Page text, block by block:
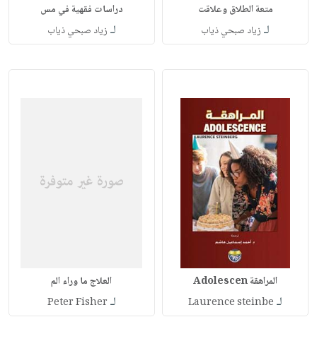
متعة الطلاق وعلاقت
لـ زياد صبحي ذياب
دراسات فقهية في مس
لـ زياد صبحي ذياب
المراهقة Adolescen
لـ Laurence steinbe
العلاج ما وراء الم
لـ Peter Fisher